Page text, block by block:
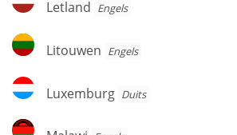
Letland Engels
Litouwen
Litouwen Engels
Luxemburg
Luxemburg Duits
Malawi